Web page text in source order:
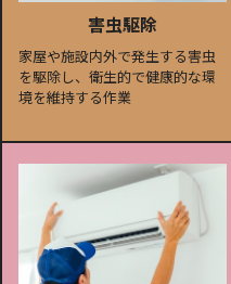
害虫駆除
家屋や施設内外で発生する害虫
を駆除し、衛生的で健康的な環
境を維持する作業